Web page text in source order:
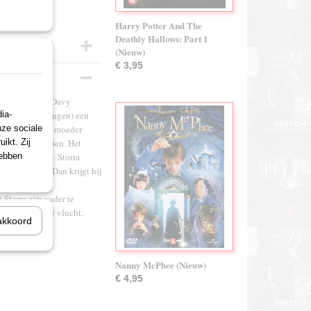
Storm (Davy
van Wageningen) een
Storms moeder
te hebben. Het
betrapt. Storm
klopjacht. Dan krijgt hij
dat in de
Storm zijn vader te
een angstige vlucht,
Harry Potter And The
Deathly Hallows: Part 1
(Nieuw)
€ 3,95
Nanny McPhee (Nieuw)
€ 4,95
sociale
Zij